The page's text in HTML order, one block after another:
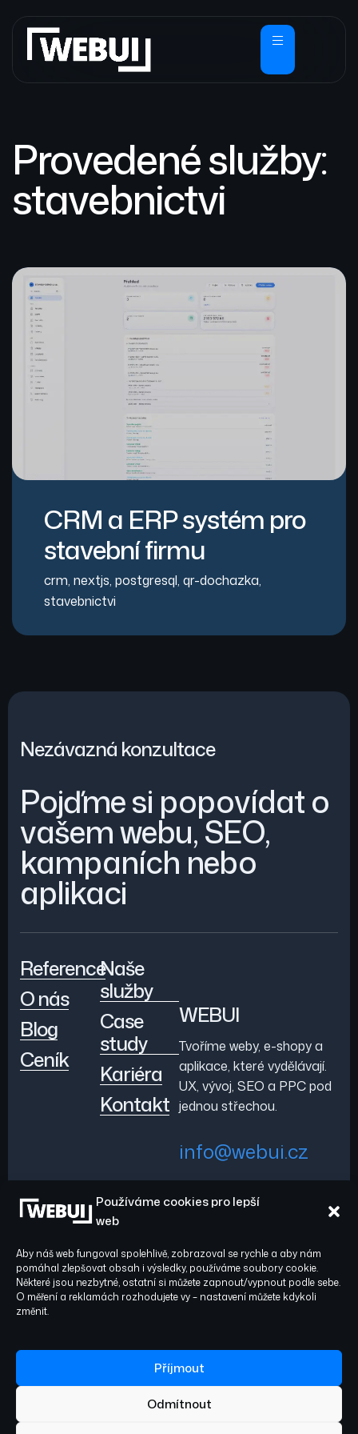
Používáme cookies pro lepší
web
Aby náš web fungoval spolehlivě, zobrazoval se rychle a aby nám
pomáhal zlepšovat obsah i výsledky, používáme soubory cookie.
Některé jsou nezbytné, ostatní si můžete zapnout/vypnout podle sebe.
O měření a reklamách rozhodujete vy – nastavení můžete kdykoli
změnit.
Příjmout
Odmítnout
Provedené služby:
stavebnictvi
CRM a ERP systém pro
stavební firmu
crm, nextjs, postgresql, qr-dochazka,
stavebnictvi
Nezávazná konzultace
Pojďme si popovídat o
vašem webu, SEO,
kampaních nebo
aplikaci
Reference
O nás
Blog
Ceník
Naše
služby
Case
study
Kariéra
Kontakt
WEBUI
Tvoříme weby, e-shopy a
aplikace, které vydělávají.
UX, vývoj, SEO a PPC pod
jednou střechou.
info@webui.cz
+420 778 029 782
© 2026 WEBUI. Všechna
Sledujte nás: